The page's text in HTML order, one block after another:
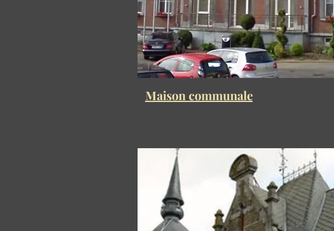
Maison communale